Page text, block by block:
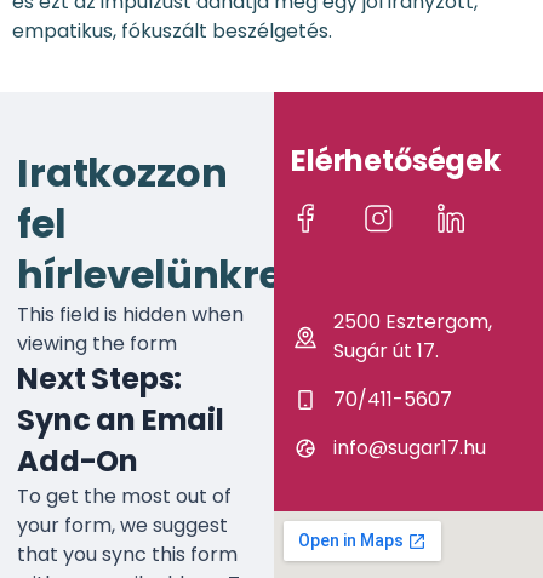
empatikus, fókuszált beszélgetés.
Iratkozzon
fel
hírlevelünkre!
This field is hidden when
viewing the form
Next Steps:
Sync an Email
Add-On
To get the most out of
your form, we suggest
that you sync this form
Elérhetőségek
2500 Esztergom,
Sugár út 17.
70/411-5607
info@sugar17.hu